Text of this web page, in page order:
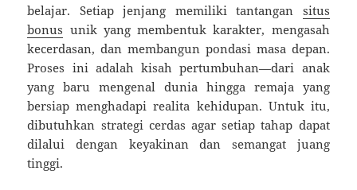
belajar. Setiap jenjang memiliki tantangan situs
bonus unik yang membentuk karakter, mengasah
kecerdasan, dan membangun pondasi masa depan.
Proses ini adalah kisah pertumbuhan—dari anak
yang baru mengenal dunia hingga remaja yang
bersiap menghadapi realita kehidupan. Untuk itu,
dibutuhkan strategi cerdas agar setiap tahap dapat
dilalui dengan keyakinan dan semangat juang
tinggi.